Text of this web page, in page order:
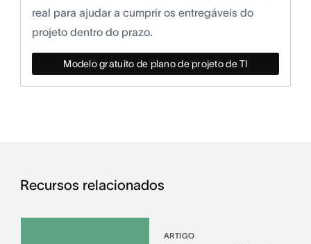
real para ajudar a cumprir os entregáveis do
projeto dentro do prazo.
Modelo gratuito de plano de projeto de TI
Recursos relacionados
ARTIGO